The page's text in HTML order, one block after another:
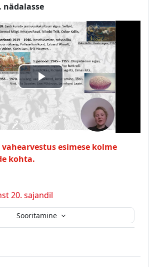
nädalasse
Esita
video
esimese kolme
kohta.
20. sajandil
Sooritamine